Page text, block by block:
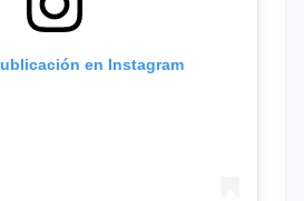
en Instagram